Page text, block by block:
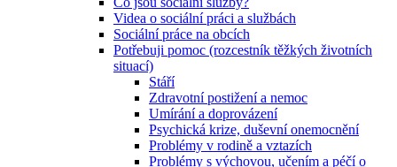
Videa o sociální práci a službách
Sociální práce na obcích
Potřebuji pomoc (rozcestník těžkých životních
situací)
Stáří
Zdravotní postižení a nemoc
Umírání a doprovázení
Psychická krize, duševní onemocnění
Problémy v rodině a vztazích
Problémy s výchovou, učením a péčí o